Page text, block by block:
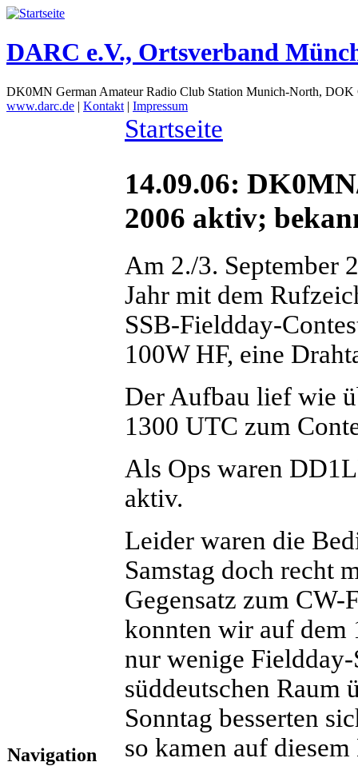
DARC e.V., Ortsverband
DK0MN German Amateur Radio Club Station Munich-North,
www.darc.de | Kontakt | Impressum
Navigation
Startseite
14.09.06:
2006 aktiv;
Am 2./3. September
Jahr mit dem
SSB-Fieldday-
100W HF, eine
Der Aufbau lief wie
1300 UTC zum
Als Ops waren
aktiv.
Leider waren die
Samstag doch recht
Gegensatz zum CW-
konnten wir auf dem
nur wenige
süddeutschen Raum
Sonntag besserten
so kamen auf